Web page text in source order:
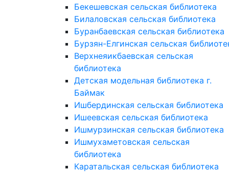
Бекешевская сельская библиотека
Билаловская сельская библиотека
Буранбаевская сельская библиотека
Бурзян-Елгинская сельская
Верхнеяикбаевская сельская
библиотека
Детская модельная библиотека г.
Баймак
Ишбердинская сельская библиотека
Ишеевская сельская библиотека
Ишмурзинская сельская библиотека
Ишмухаметовская сельская
библиотека
Каратальская сельская библиотека